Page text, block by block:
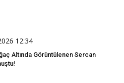
12:34
Altında Görüntülenen Sercan